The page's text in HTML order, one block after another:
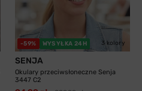
-59% WYSYŁKA 24H 3 kolory
SENJA
Okulary przeciwsłoneczne Senja
3447 C2